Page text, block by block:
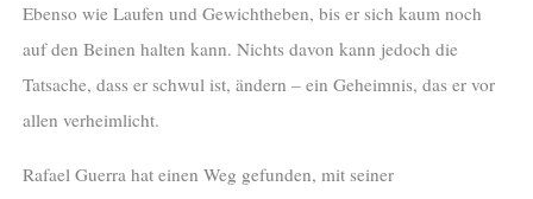
Ebenso wie Laufen und Gewichtheben, bis er sich kaum noch
auf den Beinen halten kann. Nichts davon kann jedoch die
Tatsache, dass er schwul ist, ändern – ein Geheimnis, das er vor
allen verheimlicht.
Rafael Guerra hat einen Weg gefunden, mit seiner